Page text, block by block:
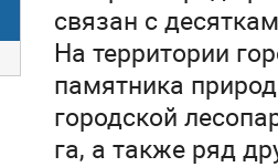
связан с
На территории
памятника
городской
га, а также ряд